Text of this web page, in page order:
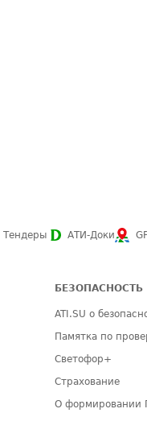
Тендеры АТИ-Доки
БЕЗОПАСНОСТЬ
ATI.SU о
Памятка по
Светофор+
Страхование
О формировании